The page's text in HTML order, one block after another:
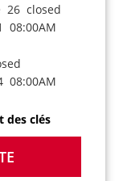
closed
08:00AM
08:00AM
des clés